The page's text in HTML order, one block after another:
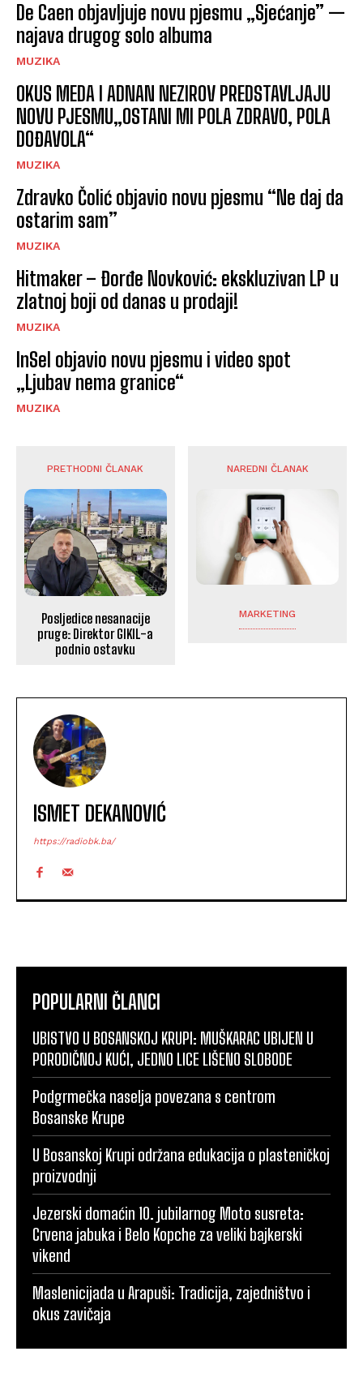
De Caen objavljuje novu pjesmu „Sjećanje” —
najava drugog solo albuma
MUZIKA
OKUS MEDA I ADNAN NEZIROV PREDSTAVLJAJU
NOVU PJESMU„OSTANI MI POLA ZDRAVO, POLA
DOĐAVOLA“
MUZIKA
Zdravko Čolić objavio novu pjesmu “Ne daj da
ostarim sam”
MUZIKA
Hitmaker – Đorđe Novković: ekskluzivan LP u
zlatnoj boji od danas u prodaji!
MUZIKA
InSel objavio novu pjesmu i video spot
„Ljubav nema granice“
MUZIKA
PRETHODNI ČLANAK
Posljedice nesanacije
pruge: Direktor GIKIL-a
podnio ostavku
NAREDNI ČLANAK
MARKETING
ISMET DEKANOVIĆ
https://radiobk.ba/
POPULARNI ČLANCI
UBISTVO U BOSANSKOJ KRUPI: MUŠKARAC UBIJEN U
PORODIČNOJ KUĆI, JEDNO LICE LIŠENO SLOBODE
Podgrmečka naselja povezana s centrom
Bosanske Krupe
U Bosanskoj Krupi održana edukacija o plasteničkoj
proizvodnji
Jezerski domaćin 10. jubilarnog Moto susreta:
Crvena jabuka i Belo Kopche za veliki bajkerski
vikend
Maslenicijada u Arapuši: Tradicija, zajedništvo i
okus zavičaja